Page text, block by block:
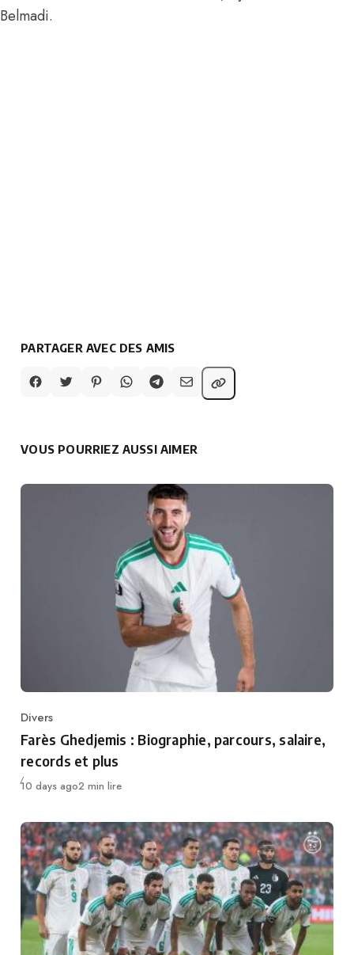
Belmadi.
PARTAGER AVEC DES AMIS
VOUS POURRIEZ AUSSI AIMER
Category
Divers
Farès Ghedjemis : Biographie, parcours, salaire,
records et plus
Publié
10 days ago2 min lire